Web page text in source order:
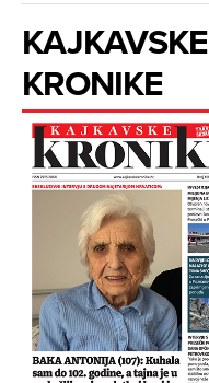
KAJKAVSKE
KRONIKE